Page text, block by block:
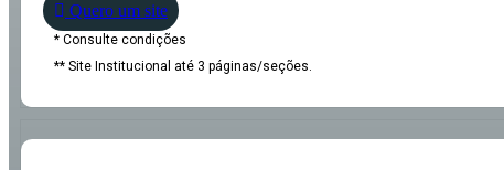
Quero um site
* Consulte condições
** Site Institucional até 3 páginas/seções.